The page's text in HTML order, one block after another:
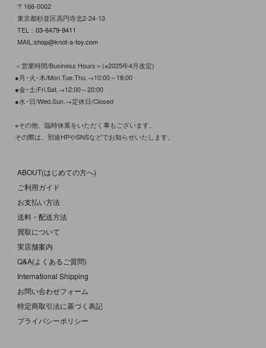
〒166-0002
東京都杉並区高円寺北2-24-13
TEL： 03-6479-9411
MAIL:shop@knot-a-toy.com
＜営業時間/Business Hours＞(※2025年4月改定)
●月･火･木/Mon.Tue.Thu.→10:00～18:00
●金･土/Fri.Sat.→12:00～20:00
●水･日/Wed.Sun.→定休日/Closed
※その他、臨時休業をいただく事もございます。
その際は、別途HPやSNSなどでお知らせいたします。
ABOUT(はじめての方へ)
ご利用ガイド
お支払い方法
送料・配送方法
買取について
実店舗案内
Q&A(よくあるご質問)
International Shipping
お問い合わせフォーム
特定商取引法に基づく表記
プライバシーポリシー